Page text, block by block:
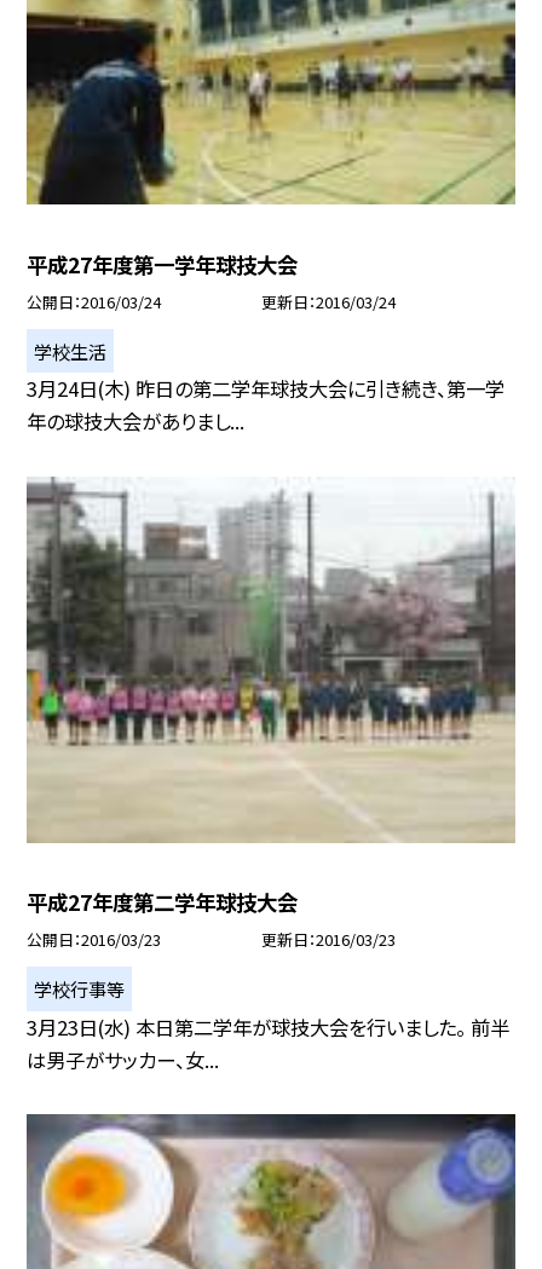
平成27年度第一学年球技大会
公開日 2016/03/24 更新日 2016/03/24
学校生活
3月24日(木) 昨日の第二学年球技大会に引き続き、第一学
年の球技大会がありまし...
平成27年度第二学年球技大会
公開日 2016/03/23 更新日 2016/03/23
学校行事等
3月23日(水) 本日第二学年が球技大会を行いました。 前半
は男子がサッカー、女...